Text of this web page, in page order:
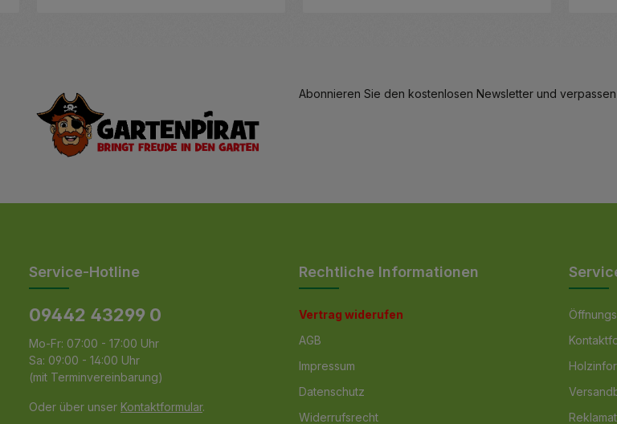
Abonnieren Sie den kostenlosen Newsletter und
Service-Hotline
09442 43299 0
Mo-Fr: 07:00 - 17:00 Uhr
Sa: 09:00 - 14:00 Uhr
(mit Terminvereinbarung)
Oder über unser Kontaktformular.
Rechtliche Informationen
Vertrag widerufen
AGB
Impressum
Datenschutz
Widerrufsrecht